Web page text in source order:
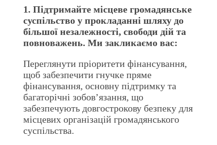
1. Підтримайте місцеве громадянське
суспільство у прокладанні шляху до
більшої незалежності, свободи дій та
повноважень. Ми закликаємо вас:
Переглянути пріоритети фінансування,
щоб забезпечити гнучке пряме
фінансування, основну підтримку та
багаторічні зобов’язання, що
забезпечують довгострокову безпеку для
місцевих організацій громадянського
суспільства.